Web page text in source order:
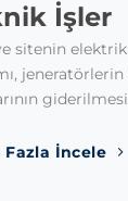
İşler
sitenin elektrik
Fazla İncele